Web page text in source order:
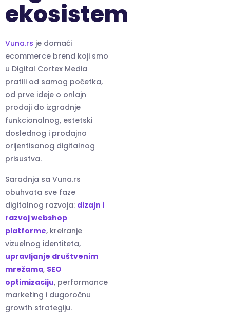
ekosistem
Vuna.rs je domaći
ecommerce brend koji smo
u Digital Cortex Media
pratili od samog početka,
od prve ideje o onlajn
prodaji do izgradnje
funkcionalnog, estetski
doslednog i prodajno
orijentisanog digitalnog
prisustva.
Saradnja sa Vuna.rs
obuhvata sve faze
digitalnog razvoja: dizajn i
razvoj webshop
platforme, kreiranje
vizuelnog identiteta,
upravljanje društvenim
mrežama, SEO
optimizaciju, performance
marketing i dugoročnu
growth strategiju.